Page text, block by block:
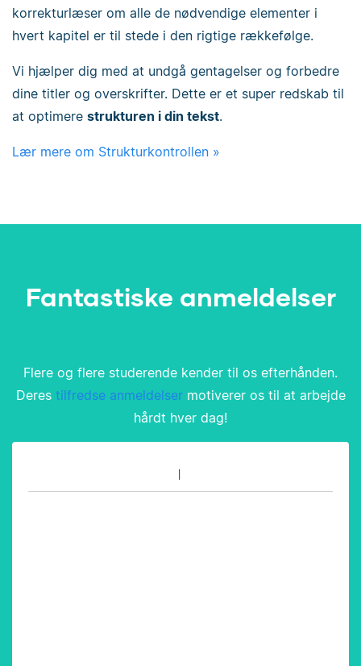
korrekturlæser om alle de nødvendige elementer i
hvert kapitel er til stede i den rigtige rækkefølge.
Vi hjælper dig med at undgå gentagelser og forbedre
dine titler og overskrifter. Dette er et super redskab til
at optimere strukturen i din tekst.
Lær mere om Strukturkontrollen »
Fantastiske anmeldelser
Flere og flere studerende kender til os efterhånden.
Deres tilfredse anmeldelsermotiverer os til at arbejde
hårdt hver dag!